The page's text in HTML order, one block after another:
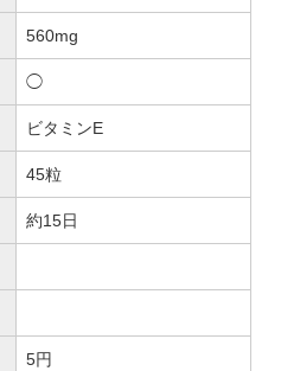
560mg
◯
ビタミンE
45粒
約15日
5円